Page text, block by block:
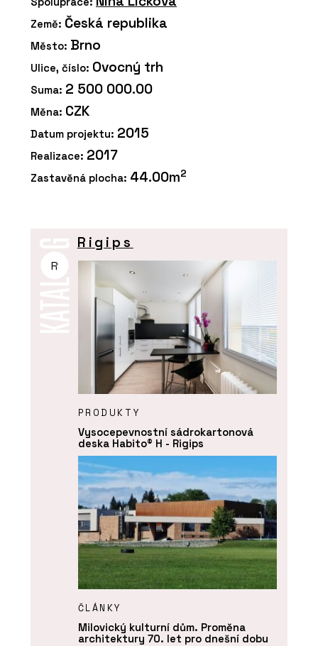
Země: Česká republika
Město: Brno
Ulice, číslo: Ovocný trh
Suma: 2 500 000.00
Měna: CZK
Datum projektu: 2015
Realizace: 2017
Zastavěná plocha: 44.00m2
R
Rigips
PRODUKTY
Vysocepevnostní sádrokartonová
deska Habito® H - Rigips
ČLÁNKY
Milovický kulturní dům. Proměna
architektury 70. let pro dnešní dobu